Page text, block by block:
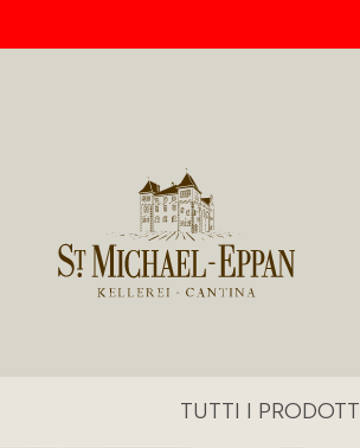
TUTTI I PRODOTTI